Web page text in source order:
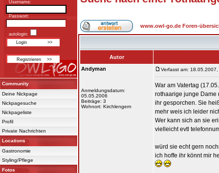
Username:
Passwort:
autologin:
Community
Deine Nickpage
Nickpagesuche
Nickpageliste
Profil
Private Nachrichten
Locations
Gastronomie
Styling/Pflege
Fotos
www.owl-go.de Foren-
Autor
Andyman
Anmeldungsdatum:
05.05.2006
Beiträge: 3
Wohnort: Kirchlengern
Verfasst am:
War am Vatertag
rothaarige junge Dame
ihr gesporchen. Sie
mehr weis ich leider
Wer kann sich an sie
vielleicht evtl
würd sie echt gern
ich hoffe ihr könnt mir